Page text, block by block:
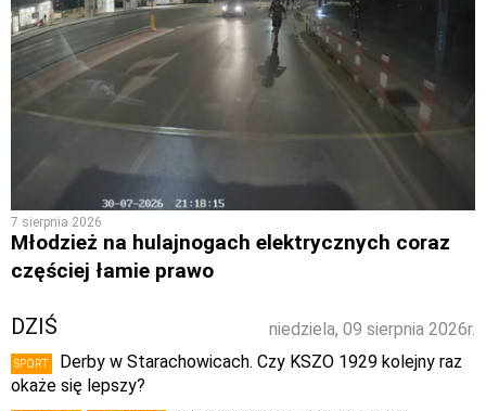
7 sierpnia 2026
Młodzież na hulajnogach elektrycznych coraz
częściej łamie prawo
niedziela, 09 sierpnia 2026r.
DZIŚ
SPORT
Derby w Starachowicach. Czy KSZO 1929 kolejny raz
okaże się lepszy?